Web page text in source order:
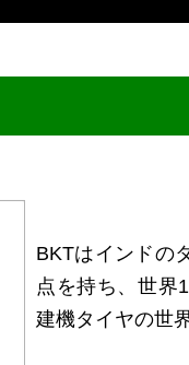
BKTはインドの
点を持ち、世界
建機タイヤの世